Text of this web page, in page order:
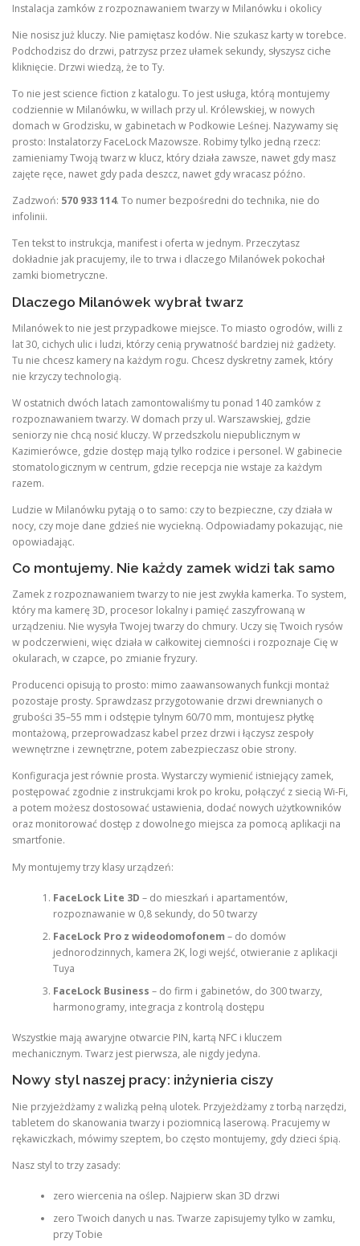
Instalacja zamków z rozpoznawaniem twarzy w Milanówku i okolicy
Nie nosisz już kluczy. Nie pamiętasz kodów. Nie szukasz karty w torebce.
Podchodzisz do drzwi, patrzysz przez ułamek sekundy, słyszysz ciche
kliknięcie. Drzwi wiedzą, że to Ty.
To nie jest science fiction z katalogu. To jest usługa, którą montujemy
codziennie w Milanówku, w willach przy ul. Królewskiej, w nowych
domach w Grodzisku, w gabinetach w Podkowie Leśnej. Nazywamy się
prosto: Instalatorzy FaceLock Mazowsze. Robimy tylko jedną rzecz:
zamieniamy Twoją twarz w klucz, który działa zawsze, nawet gdy masz
zajęte ręce, nawet gdy pada deszcz, nawet gdy wracasz późno.
Zadzwoń: 570 933 114. To numer bezpośredni do technika, nie do
infolinii.
Ten tekst to instrukcja, manifest i oferta w jednym. Przeczytasz
dokładnie jak pracujemy, ile to trwa i dlaczego Milanówek pokochał
zamki biometryczne.
Dlaczego Milanówek wybrał twarz
Milanówek to nie jest przypadkowe miejsce. To miasto ogrodów, willi z
lat 30, cichych ulic i ludzi, którzy cenią prywatność bardziej niż gadżety.
Tu nie chcesz kamery na każdym rogu. Chcesz dyskretny zamek, który
nie krzyczy technologią.
W ostatnich dwóch latach zamontowaliśmy tu ponad 140 zamków z
rozpoznawaniem twarzy. W domach przy ul. Warszawskiej, gdzie
seniorzy nie chcą nosić kluczy. W przedszkolu niepublicznym w
Kazimierówce, gdzie dostęp mają tylko rodzice i personel. W gabinecie
stomatologicznym w centrum, gdzie recepcja nie wstaje za każdym
razem.
Ludzie w Milanówku pytają o to samo: czy to bezpieczne, czy działa w
nocy, czy moje dane gdzieś nie wyciekną. Odpowiadamy pokazując, nie
opowiadając.
Co montujemy. Nie każdy zamek widzi tak samo
Zamek z rozpoznawaniem twarzy to nie jest zwykła kamerka. To system,
który ma kamerę 3D, procesor lokalny i pamięć zaszyfrowaną w
urządzeniu. Nie wysyła Twojej twarzy do chmury. Uczy się Twoich rysów
w podczerwieni, więc działa w całkowitej ciemności i rozpoznaje Cię w
okularach, w czapce, po zmianie fryzury.
Producenci opisują to prosto: mimo zaawansowanych funkcji montaż
pozostaje prosty. Sprawdzasz przygotowanie drzwi drewnianych o
grubości 35–55 mm i odstępie tylnym 60/70 mm, montujesz płytkę
montażową, przeprowadzasz kabel przez drzwi i łączysz zespoły
wewnętrzne i zewnętrzne, potem zabezpieczasz obie strony.
Konfiguracja jest równie prosta. Wystarczy wymienić istniejący zamek,
postępować zgodnie z instrukcjami krok po kroku, połączyć z siecią Wi-Fi,
a potem możesz dostosować ustawienia, dodać nowych użytkowników
oraz monitorować dostęp z dowolnego miejsca za pomocą aplikacji na
smartfonie.
My montujemy trzy klasy urządzeń:
FaceLock Lite 3D – do mieszkań i apartamentów,
rozpoznawanie w 0,8 sekundy, do 50 twarzy
FaceLock Pro z wideodomofonem – do domów
jednorodzinnych, kamera 2K, logi wejść, otwieranie z aplikacji
Tuya
FaceLock Business – do firm i gabinetów, do 300 twarzy,
harmonogramy, integracja z kontrolą dostępu
Wszystkie mają awaryjne otwarcie PIN, kartą NFC i kluczem
mechanicznym. Twarz jest pierwsza, ale nigdy jedyna.
Nowy styl naszej pracy: inżynieria ciszy
Nie przyjeżdżamy z walizką pełną ulotek. Przyjeżdżamy z torbą narzędzi,
tabletem do skanowania twarzy i poziomnicą laserową. Pracujemy w
rękawiczkach, mówimy szeptem, bo często montujemy, gdy dzieci śpią.
Nasz styl to trzy zasady:
zero wiercenia na oślep. Najpierw skan 3D drzwi
zero Twoich danych u nas. Twarze zapisujemy tylko w zamku,
przy Tobie